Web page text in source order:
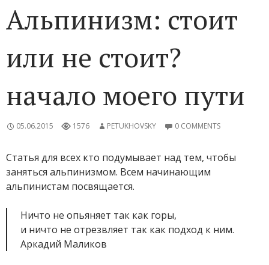
Альпинизм: стоит
или не стоит?
начало моего пути
05.06.2015 1576 PETUKHOVSKY 0 COMMENTS
Статья для всех кто подумывает над тем, чтобы
заняться альпинизмом. Всем начинающим
альпинистам посвящается.
Ничто не опьяняет так как горы,
и ничто не отрезвляет так как подход к ним.
Аркадий Маликов